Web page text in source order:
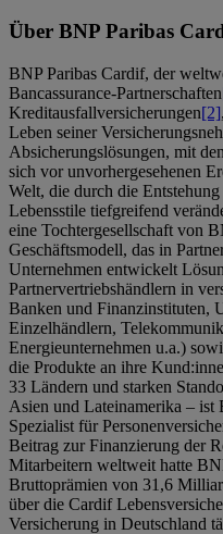
Über BNP Paribas
BNP Paribas Cardif, der
Bancassurance-Partnerschaften
Kreditausfallversicherungen[2]
Leben seiner
Absicherungslösungen, mit
sich vor unvorhergesehenen
Welt, die durch die
Lebensstile tiefgreifend
eine Tochtergesellschaft von
Geschäftsmodell, das in
Unternehmen entwickelt
Partnervertriebshändlern in
Banken und Finanzinstituten,
Einzelhändlern,
Energieunternehmen u.a.)
die Produkte an ihre
33 Ländern und starken
Asien und Lateinamerika – ist
Spezialist für
Beitrag zur Finanzierung der
Mitarbeitern weltweit hatte
Bruttoprämien von 31,6
über die Cardif
Versicherung in Deutschland